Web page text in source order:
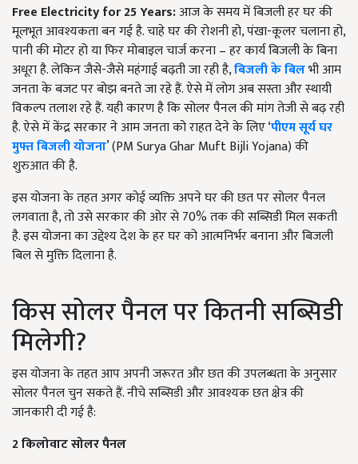
Free Electricity for 25 Years:आज के समय में बिजली हर घर की
मूलभूत आवश्यकता बन गई है. चाहे घर की रोशनी हो, पंखा-कूलर चलाना हो,
पानी की मोटर हो या फिर मोबाइल चार्ज करना – हर कार्य बिजली के बिना
अधूरा है. लेकिन जैसे-जैसे महंगाई बढ़ती जा रही है,बिजली के बिलभी आम
जनता के बजट पर बोझ बनते जा रहे हैं. ऐसे में लोग अब सस्ता और स्थायी
विकल्प तलाश रहे हैं. यही कारण है कि सोलर पैनल की मांग तेजी से बढ़ रही
है. ऐसे में केंद्र सरकार ने आम जनता को राहत देने के लिए ‘पीएम सूर्य घर
मुफ्त बिजली योजना’ (PM Surya Ghar Muft Bijli Yojana) की
शुरुआत की है.
इस योजना के तहत अगर कोई व्यक्ति अपने घर की छत पर सोलर पैनल
लगवाता है, तो उसे सरकार की ओर से 70% तक की सब्सिडी मिल सकती
है. इस योजना का उद्देश्य देश के हर घर को आत्मनिर्भर बनाना और बिजली
बिल से मुक्ति दिलाना है.
किस सोलर पैनल पर कितनी सब्सिडी
मिलेगी?
इस योजना के तहत आप अपनी जरूरत और छत की उपलब्धता के अनुसार
सोलर पैनल चुन सकते हैं. नीचे सब्सिडी और आवश्यक छत क्षेत्र की
जानकारी दी गई है:
2 किलोवाट सोलर पैनल